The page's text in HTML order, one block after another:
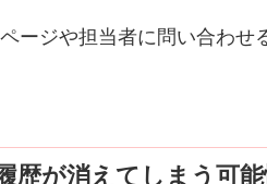
ージや担当者に問い合わせ
歴が消えてしまう可